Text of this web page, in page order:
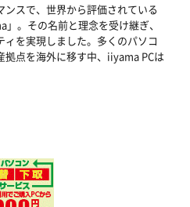
スで、世界から評価されている
。その名前と理念を受け継ぎ、
を実現しました。多くのパソコ
拠点を海外に移す中、iiyama PCは